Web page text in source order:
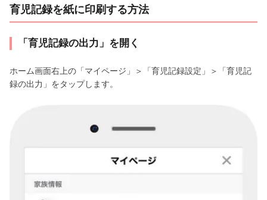
育児記録を紙に印刷する方法
「育児記録の出力」を開く
ホーム画面右上の「マイページ」＞「育児記録設定」＞「育児記
録の出力」をタップします。